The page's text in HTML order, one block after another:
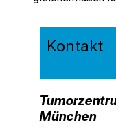
Kontakt
München